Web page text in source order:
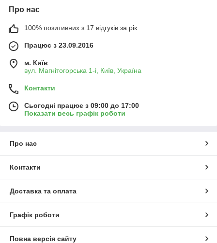
Про нас
100% позитивних з 17 відгуків за рік
Працює з 23.09.2016
м. Київ
вул. Магнітогорська 1-і, Київ, Україна
Контакти
Сьогодні працює з 09:00 до 17:00
Показати весь графік роботи
Про нас
Контакти
Доставка та оплата
Графік роботи
Повна версія сайту